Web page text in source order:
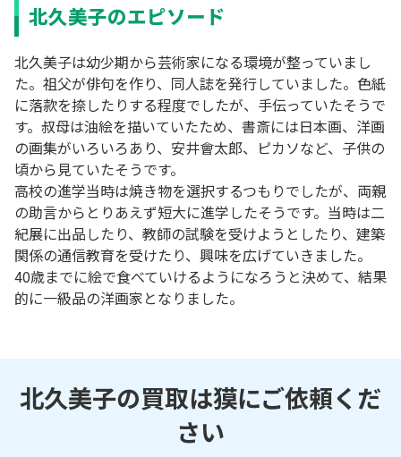
北久美子のエピソード
北久美子は幼少期から芸術家になる環境が整っていまし
た。祖父が俳句を作り、同人誌を発行していました。色紙
に落款を捺したりする程度でしたが、手伝っていたそうで
す。叔母は油絵を描いていたため、書斎には日本画、洋画
の画集がいろいろあり、安井會太郎、ピカソなど、子供の
頃から見ていたそうです。
高校の進学当時は焼き物を選択するつもりでしたが、両親
の助言からとりあえず短大に進学したそうです。当時は二
紀展に出品したり、教師の試験を受けようとしたり、建築
関係の通信教育を受けたり、興味を広げていきました。
40歳までに絵で食べていけるようになろうと決めて、結果
的に一級品の洋画家となりました。
北久美子の買取は獏にご依頼くだ
さい